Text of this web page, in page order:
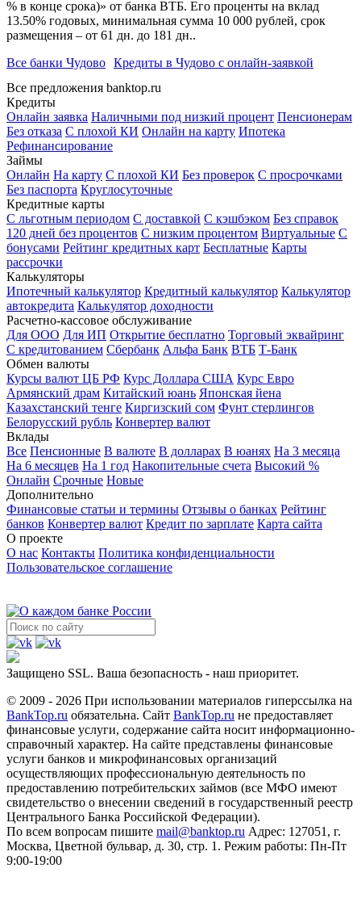
% в конце срока)» от банка ВТБ. Его проценты на вклад
13.50% годовых, минимальная сумма 10 000 рублей, срок
размещения – от 61 дн. до 181 дн..
Все банки Чудово Кредиты в Чудово с онлайн-заявкой
Все предложения banktop.ru
Кредиты
Онлайн заявка Наличными под низкий процент Пенсионерам
Без отказа С плохой КИ Онлайн на карту Ипотека
Рефинансирование
Займы
Онлайн На карту С плохой КИ Без проверок С просрочками
Без паспорта Круглосуточные
Кредитные карты
С льготным периодом С доставкой С кэшбэком Без справок
120 дней без процентов С низким процентом Виртуальные С
бонусами Рейтинг кредитных карт Бесплатные Карты
рассрочки
Калькуляторы
Ипотечный калькулятор Кредитный калькулятор Калькулятор
автокредита Калькулятор доходности
Расчетно-кассовое обслуживание
Для ООО Для ИП Открытие бесплатно Торговый эквайринг
С кредитованием Сбербанк Альфа Банк ВТБ Т-Банк
Обмен валюты
Курсы валют ЦБ РФ Курс Доллара США Курс Евро
Армянский драм Китайский юань Японская йена
Казахстанский тенге Киргизский сом Фунт стерлингов
Белорусский рубль Конвертер валют
Вклады
Все Пенсионные В валюте В долларах В юанях На 3 месяца
На 6 месяцев На 1 год Накопительные счета Высокий %
Онлайн Срочные Новые
Дополнительно
Финансовые статьи и термины Отзывы о банках Рейтинг
банков Конвертер валют Кредит по зарплате Карта сайта
О проекте
О нас Контакты Политика конфиденциальности
Пользовательское соглашение
Защищено SSL. Ваша безопасность - наш приоритет.
© 2009 - 2026 При использовании материалов гиперссылка на
BankTop.ru обязательна. Сайт BankTop.ru не предоставляет
финансовые услуги, содержание сайта носит информационно-
справочный характер. На сайте представлены финансовые
услуги банков и микрофинансовых организаций
осуществляющих профессиональную деятельность по
предоставлению потребительских займов (все МФО имеют
свидетельство о внесении сведений в государственный реестр
Центрального Банка Российской Федерации).
По всем вопросам пишите mail@banktop.ru Адрес: 127051, г.
Москва, Цветной бульвар, д. 30, стр. 1. Режим работы: Пн-Пт
9:00-19:00